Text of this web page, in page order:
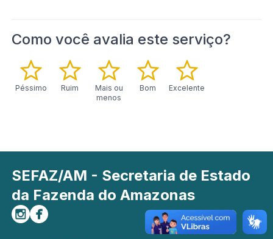
Como você avalia este serviço?
Péssimo Ruim
Mais ou
menos
Bom Excelente
SEFAZ/AM - Secretaria de Estado
da Fazenda do Amazonas
Siga-nos no Instagram
Curta-nos no Facebook